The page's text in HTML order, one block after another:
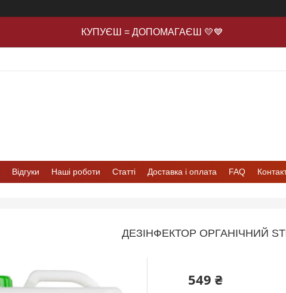
КУПУЄШ = ДОПОМАГАЄШ 💛💙
Відгуки Наші роботи Статті Доставка і оплата FAQ
ДЕЗІНФЕКТОР ОРГАНІЧНИЙ
549 ₴